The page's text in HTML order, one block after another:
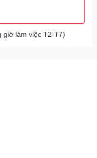
giờ làm việc T2-T7)